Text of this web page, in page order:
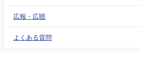
広報・広聴
よくある質問